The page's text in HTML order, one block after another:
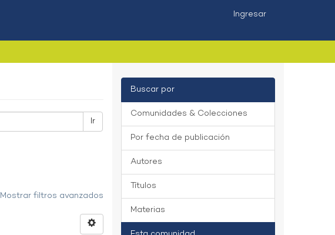
Ingresar
Ir
Mostrar filtros avanzados
Buscar por
Comunidades & Colecciones
Por fecha de publicación
Autores
Títulos
Materias